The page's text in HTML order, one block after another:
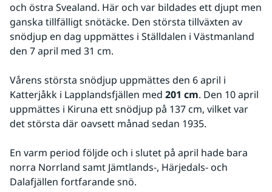
och östra Svealand. Här och var bildades ett djupt men
ganska tillfälligt snötäcke. Den största tillväxten av
snödjup en dag uppmättes i Ställdalen i Västmanland
den 7 april med 31 cm.
Vårens största snödjup uppmättes den 6 april i
Katterjåkk i Lapplandsfjällen med 201 cm. Den 10 april
uppmättes i Kiruna ett snödjup på 137 cm, vilket var
det största där oavsett månad sedan 1935.
En varm period följde och i slutet på april hade bara
norra Norrland samt Jämtlands-, Härjedals- och
Dalafjällen fortfarande snö.